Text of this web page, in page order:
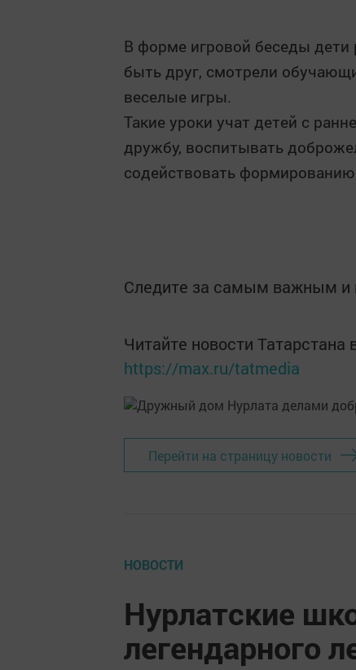
В форме игровой беседы
быть друг, смотрели
веселые игры.
Такие уроки учат детей с
дружбу, воспитывать
содействовать
Следите за самым важным и
Читайте новости
https://max.ru/tatmedia
Перейти на страницу новости
НОВОСТИ
Нурлатские
легендарного